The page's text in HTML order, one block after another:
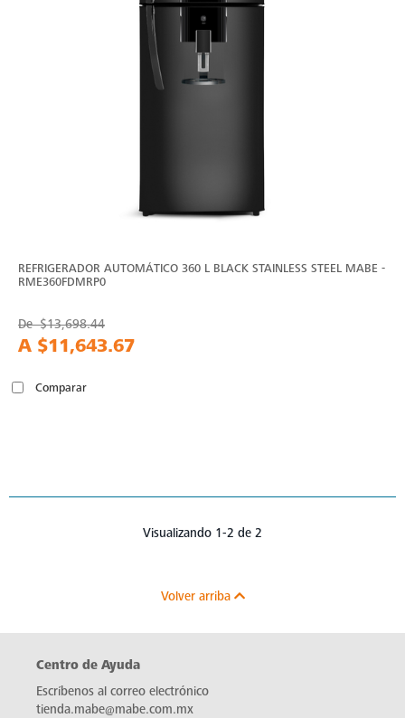
REFRIGERADOR AUTOMÁTICO 360 L BLACK STAINLESS STEEL MABE -
RME360FDMRP0
De$13,698.44
A $11,643.67
Comparar
Visualizando 1-2 de 2
Volver arriba
Centro de Ayuda
Escríbenos al correo electrónico
tienda.mabe@mabe.com.mx